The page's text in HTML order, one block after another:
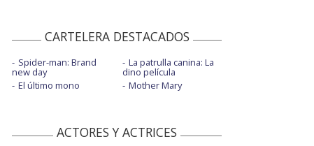
CARTELERA DESTACADOS
Spider-man: Brand
new day
El último mono
La patrulla canina: La
dino película
Mother Mary
ACTORES Y ACTRICES